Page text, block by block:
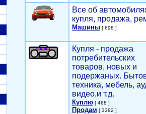
Все об
купля, продажа,
Машины[ 698 ]
Купля - продажа
потребительских
товаров, новых и
подержаных.
техника, мебель,
видео,и т.д.
Куплю[ 468 ]
Продам [ 3382 ]